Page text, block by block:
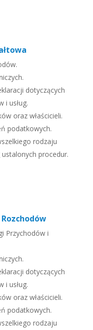
dotyczących
i usług.
oraz właścicieli.
podatkowych.
rodzaju
procedur.
Przychodów i
dotyczących
i usług.
oraz właścicieli.
podatkowych.
rodzaju